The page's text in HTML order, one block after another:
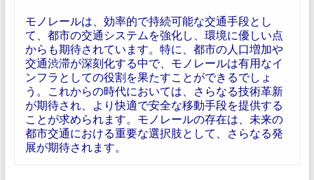
モノレールは、効率的で持続可能な交通手段とし
て、都市の交通システムを強化し、環境に優しい点
からも期待されています。特に、都市の人口増加や
交通渋滞が深刻化する中で、モノレールは有用なイ
ンフラとしての役割を果たすことができるでしょ
う。これからの時代においては、さらなる技術革新
が期待され、より快適で安全な移動手段を提供する
ことが求められます。モノレールの存在は、未来の
都市交通における重要な選択肢として、さらなる発
展が期待されます。